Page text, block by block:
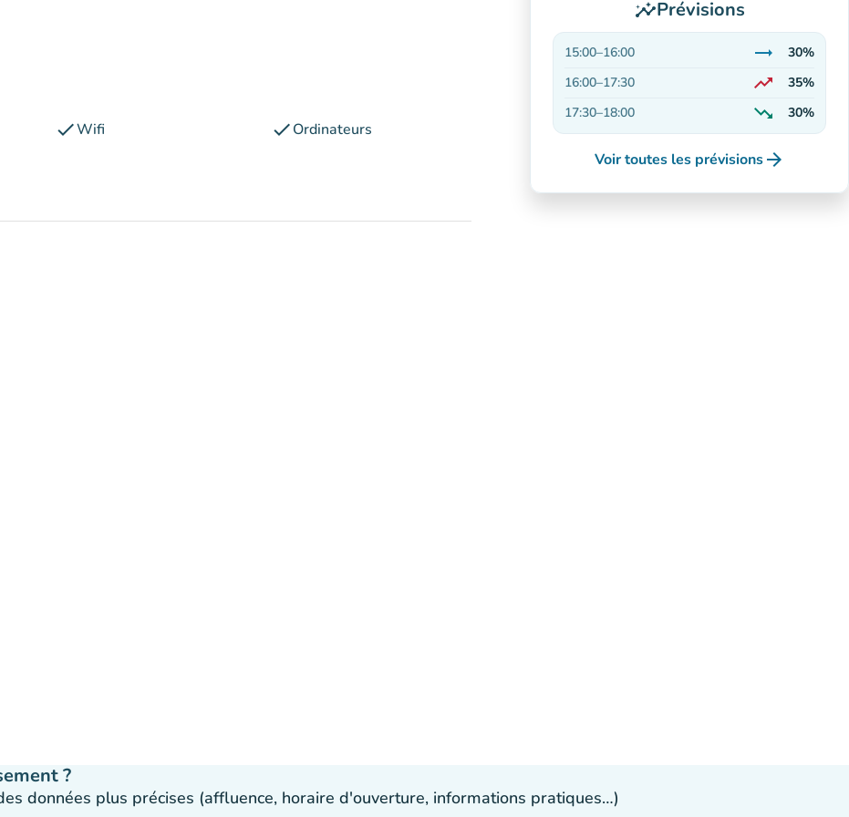
checkWifi checkOrdinateurs
insightsPrévisions
15:00–16:00 trending_flat
30%
16:00–17:30 trending_up
35%
17:30–18:00 trending_down
En baisse
30%
Voir toutes les prévisionsarrow_forward
?
données plus précises (affluence, horaire d'ouverture, informations pratiques…)